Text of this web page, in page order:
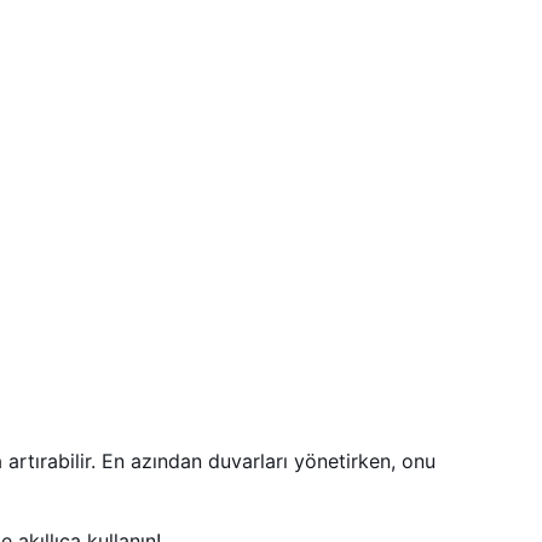
artırabilir. En azından duvarları yönetirken, onu